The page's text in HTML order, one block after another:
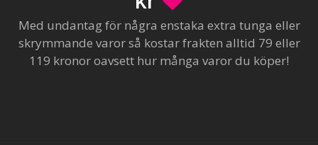
Med undantag för några enstaka extra tunga eller
skrymmande varor så kostar frakten alltid 79 eller
119 kronor oavsett hur många varor du köper!